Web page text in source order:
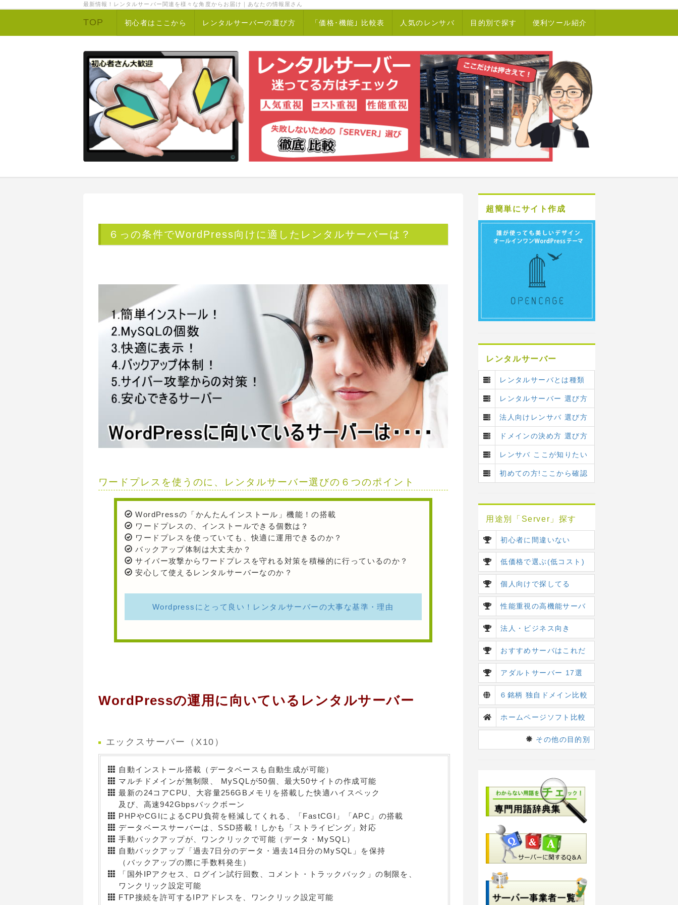
最新情報！レンタルサーバー関連を様々な角度からお届け｜あなたの情報屋さん
TOP 初心者はここから レンタルサーバーの選び方 「価格･機能｣ 比較表 人気のレンサバ 目的別で探す 便利ツール紹介
６っの条件でWordPress向けに適したレンタルサーバーは？
ワードプレスを使うのに、レンタルサーバー選びの６つのポイント
WordPressの「かんたんインストール」機能！の搭載
ワードプレスの、インストールできる個数は？
ワードプレスを使っていても、快適に運用できるのか？
バックアップ体制は大丈夫か？
サイバー攻撃からワードプレスを守れる対策を積極的に行っているのか？
安心して使えるレンタルサーバーなのか？
Wordpressにとって良い！レンタルサーバーの大事な基準・理由
WordPressの運用に向いているレンタルサーバー
エックスサーバー（X10）
自動インストール搭載（データベースも自動生成が可能）
マルチドメインが無制限、 MySQLが50個、最大50サイトの作成可能
最新の24コアCPU、大容量256GBメモリを搭載した快適ハイスペック
及び、高速942Gbpsバックボーン
PHPやCGIによるCPU負荷を軽減してくれる、「FastCGI」「APC」の搭載
データベースサーバーは、SSD搭載！しかも「ストライピング」対応
手動バックアップが、ワンクリックで可能（データ・MySQL）
自動バックアップ「過去7日分のデータ・過去14日分のMySQL」を保持
（バックアップの際に手数料発生）
「国外IPアクセス、ログイン試行回数、コメント・トラックバック」の制限を、
ワンクリック設定可能
FTP接続を許可するIPアドレスを、ワンクリック設定可能
超簡単にサイト作成
レンタルサーバー
レンタルサーバとは種類
レンタルサーバー 選び方
法人向けレンサバ 選び方
ドメインの決め方 選び方
レンサバ ここが知りたい
初めての方!ここから確認
用途別「Server」探す
初心者に間違いない
低価格で選ぶ(低コスト)
個人向けで探してる
性能重視の高機能サーバ
法人・ビジネス向き
おすすめサーバはこれだ
アダルトサーバー 17選
６銘柄 独自ドメイン比較
ホームページソフト比較
その他の目的別